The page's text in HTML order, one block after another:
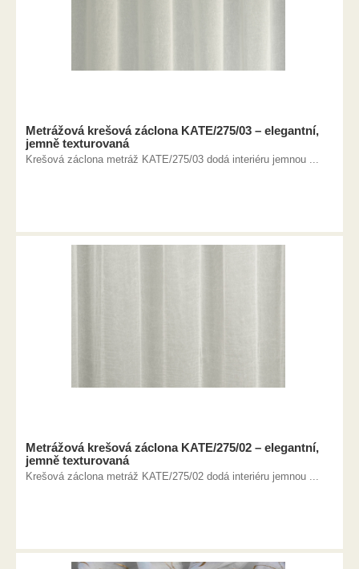
Metrážová krešová záclona KATE/275/03 – elegantní,
jemně texturovaná
Krešová záclona metráž KATE/275/03 dodá interiéru jemnou ...
Metrážová krešová záclona KATE/275/02 – elegantní,
jemně texturovaná
Krešová záclona metráž KATE/275/02 dodá interiéru jemnou ...